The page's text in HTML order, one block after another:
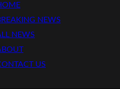
NEWS
NEWS
US